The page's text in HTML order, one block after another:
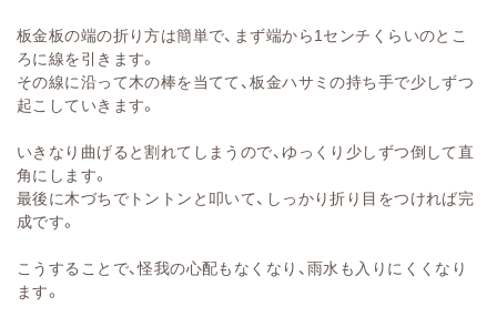
板金板の端の折り方は簡単で、まず端から1センチくらいのとこ
ろに線を引きます。
その線に沿って木の棒を当てて、板金ハサミの持ち手で少しずつ
起こしていきます。
いきなり曲げると割れてしまうので、ゆっくり少しずつ倒して直
角にします。
最後に木づちでトントンと叩いて、しっかり折り目をつければ完
成です。
こうすることで、怪我の心配もなくなり、雨水も入りにくくなり
ます。